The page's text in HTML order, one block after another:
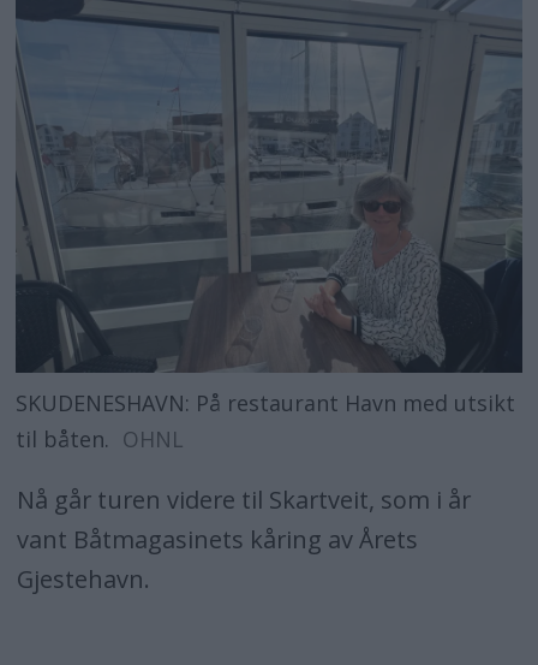
SKUDENESHAVN: På restaurant Havn med utsikt
til båten. OHNL
Nå går turen videre til Skartveit, som i år
vant Båtmagasinets kåring av Årets
Gjestehavn.